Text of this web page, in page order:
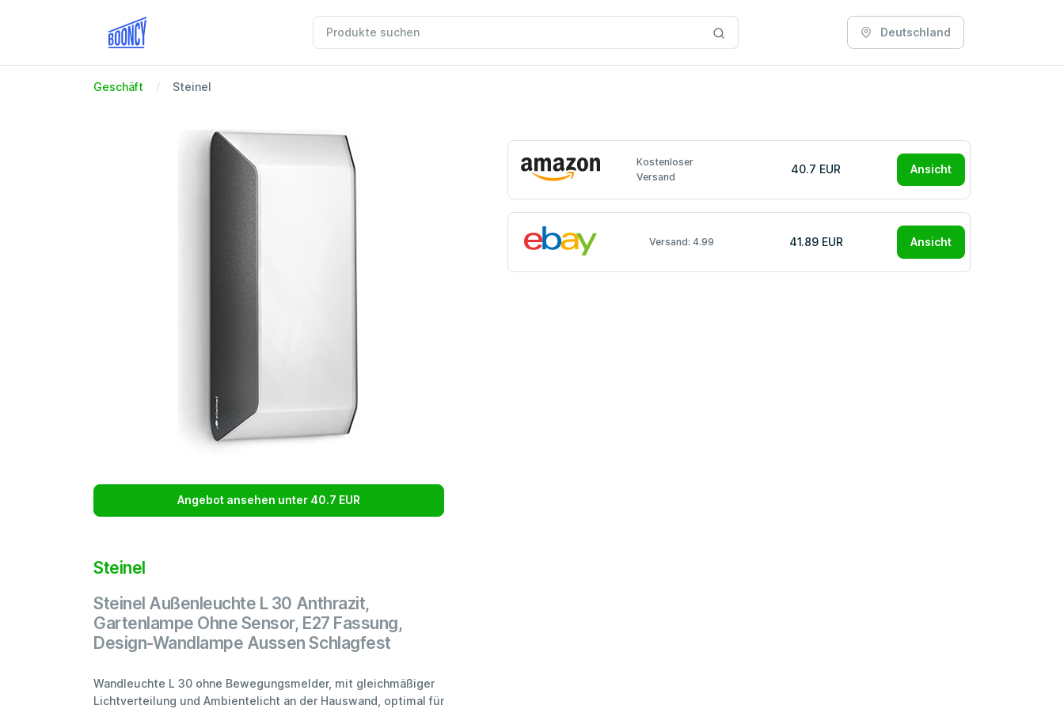
Deutschland
Geschäft Steinel
Angebot ansehen unter 40.7 EUR
Steinel
Steinel Außenleuchte L 30 Anthrazit,
Gartenlampe Ohne Sensor, E27 Fassung,
Design-Wandlampe Aussen Schlagfest
Wandleuchte L 30 ohne Bewegungsmelder, mit gleichmäßiger
Lichtverteilung und Ambientelicht an der Hauswand, optimal für
Kostenloser
Versand
40.7 EUR Ansicht
Versand: 4.99 41.89 EUR Ansicht